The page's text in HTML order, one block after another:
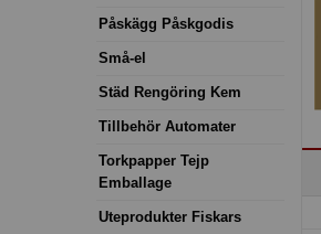
Påskägg Påskgodis
Små-el
Städ Rengöring Kem
Tillbehör Automater
Torkpapper Tejp
Emballage
Uteprodukter Fiskars